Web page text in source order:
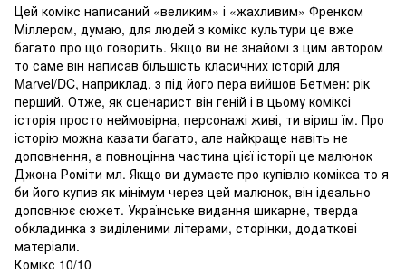
Цей комікс написаний «великим» і «жахливим» Френком
Міллером, думаю, для людей з комікс культури це вже
багато про що говорить. Якщо ви не знайомі з цим автором
то саме він написав більшість класичних історій для
Marvel/DC, наприклад, з під його пера вийшов Бетмен: рік
перший. Отже, як сценарист він геній і в цьому коміксі
історія просто неймовірна, персонажі живі, ти віриш їм. Про
історію можна казати багато, але найкраще навіть не
доповнення, а повноцінна частина цієї історії це малюнок
Джона Роміти мл. Якщо ви думаєте про купівлю комікса то я
би його купив як мінімум через цей малюнок, він ідеально
доповнює сюжет. Українське видання шикарне, тверда
обкладинка з виділеними літерами, сторінки, додаткові
матеріали.
Комікс 10/10